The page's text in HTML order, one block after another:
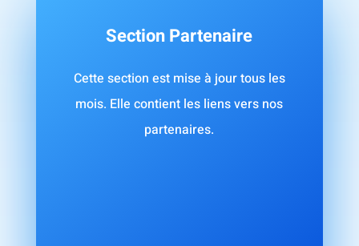
Section Partenaire
Cette section est mise à jour tous les
mois. Elle contient les liens vers nos
partenaires.